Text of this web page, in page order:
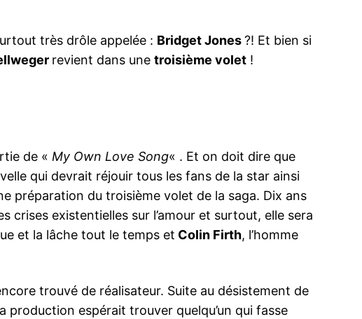
très drôle appelée : Bridget Jones?! Et bien si
revient dans unetroisième volet !
de « My Own Love Song« . Et on doit dire que
qui devrait réjouir tous les fans de la star ainsi
préparation du troisième volet de la saga. Dix ans
crises existentielles sur l’amour et surtout, elle sera
et la lâche tout le temps et Colin Firth, l’homme
trouvé de réalisateur. Suite au désistement de
production espérait trouver quelqu’un qui fasse